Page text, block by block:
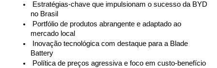
Estratégias-chave que impulsionam o sucesso da BYD
no Brasil
Portfólio de produtos abrangente e adaptado ao
mercado local
Inovação tecnológica com destaque para a Blade
Battery
Política de preços agressiva e foco em custo-benefício